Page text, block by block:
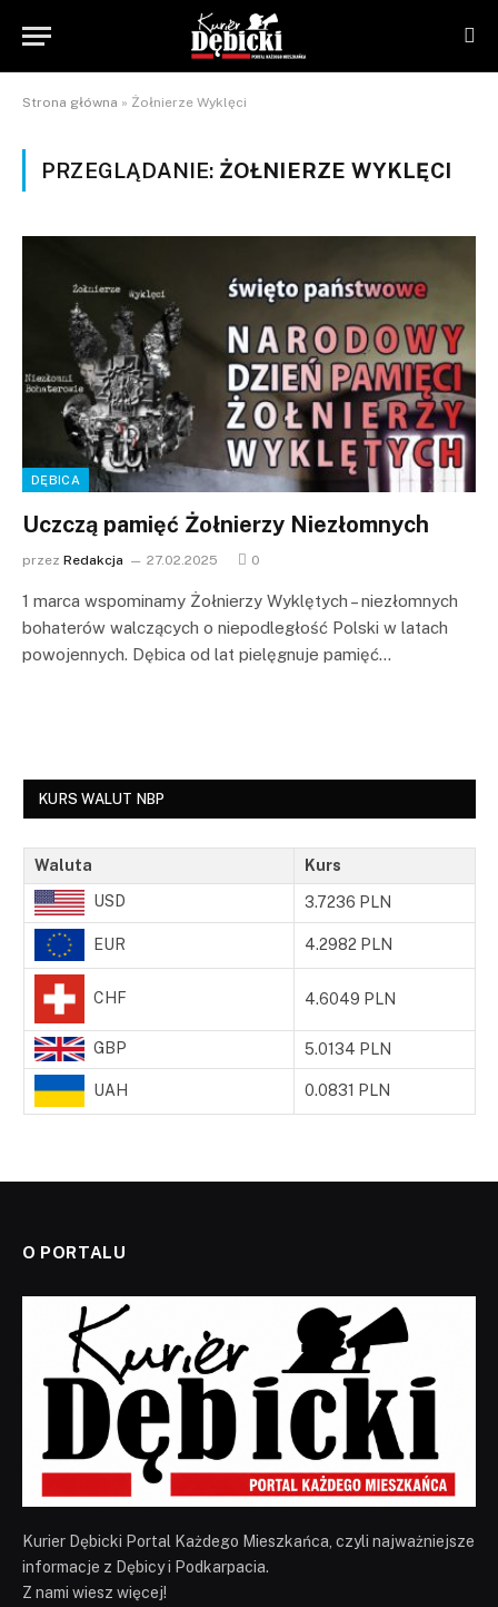
Strona główna » Żołnierze Wyklęci
PRZEGLĄDANIE: ŻOŁNIERZE WYKLĘCI
DĘBICA
Uczczą pamięć Żołnierzy Niezłomnych
przez Redakcja 27.02.2025 0
1 marca wspominamy Żołnierzy Wyklętych – niezłomnych
bohaterów walczących o niepodległość Polski w latach
powojennych. Dębica od lat pielęgnuje pamięć…
KURS WALUT NBP
Waluta Kurs
USD 3.7236 PLN
EUR 4.2982 PLN
CHF 4.6049 PLN
GBP 5.0134 PLN
UAH 0.0831 PLN
O PORTALU
Kurier Dębicki Portal Każdego Mieszkańca, czyli najważniejsze
informacje z Dębicy i Podkarpacia.
Z nami wiesz więcej!